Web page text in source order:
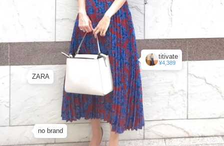
titivate
¥4,389
no brand
ZARA